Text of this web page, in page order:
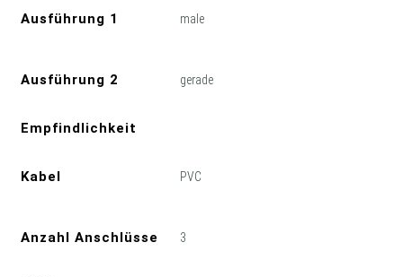
Ausführung 1 male
Ausführung 2 gerade
Empfindlichkeit
Kabel PVC
Anzahl Anschlüsse 3